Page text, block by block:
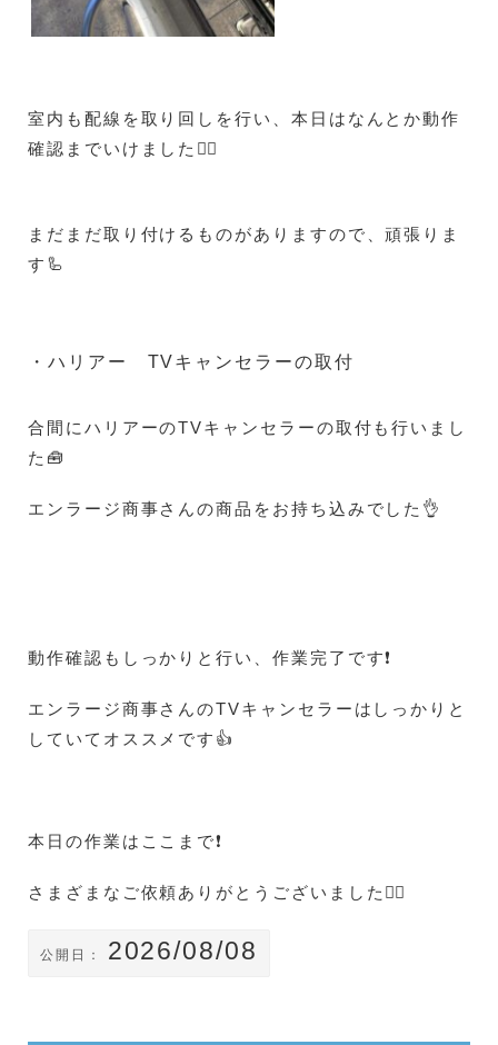
室内も配線を取り回しを行い、本日はなんとか動作
確認までいけました😮‍💨
まだまだ取り付けるものがありますので、頑張りま
す🦾
・ハリアー TVキャンセラーの取付
合間にハリアーのTVキャンセラーの取付も行いまし
た🧰
エンラージ商事さんの商品をお持ち込みでした👌
動作確認もしっかりと行い、作業完了です❗
エンラージ商事さんのTVキャンセラーはしっかりと
していてオススメです👍
本日の作業はここまで❗
さまざまなご依頼ありがとうございました🙇‍♀️
公開日： 2026/08/08